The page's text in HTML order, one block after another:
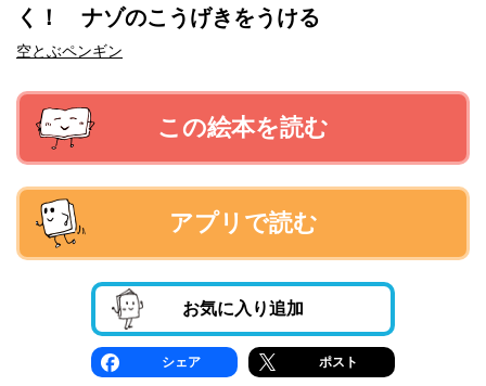
く！ ナゾのこうげきをうける
空とぶペンギン
この絵本を読む
アプリで読む
お気に入り追加
シェア ポスト